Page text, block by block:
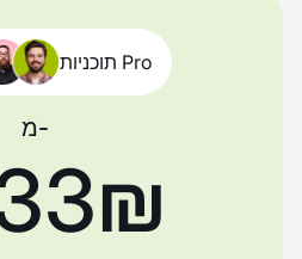
תוכניות Pro
מ-
‏8.33 ‏₪